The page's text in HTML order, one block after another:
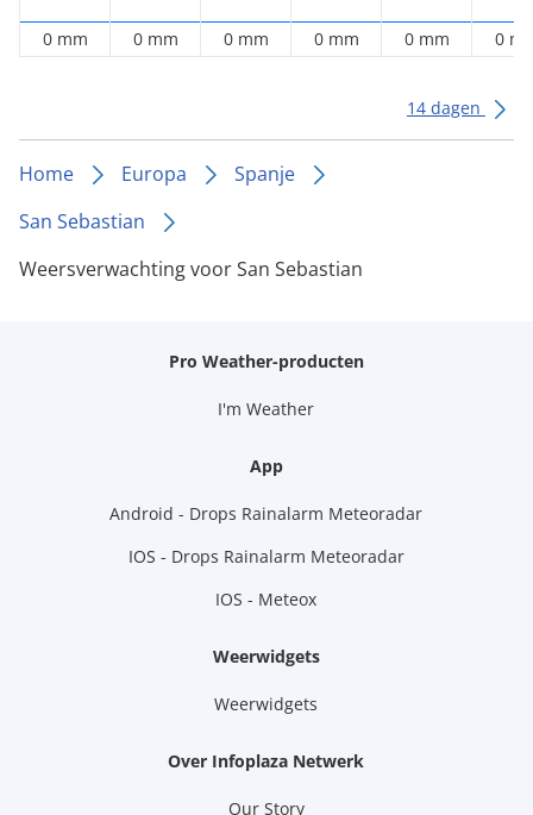
0 mm 0 mm 0 mm 0 mm 0 mm 0
14 dagen
Home Europa
Spanje
San Sebastian
Weersverwachting voor San Sebastian
Pro Weather-producten
I'm Weather
App
Android - Drops Rainalarm Meteoradar
IOS - Drops Rainalarm Meteoradar
IOS - Meteox
Weerwidgets
Weerwidgets
Over Infoplaza Netwerk
Our Story